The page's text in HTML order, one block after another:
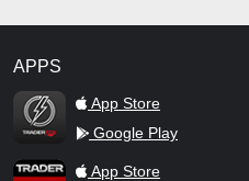
APPS
TraderFox Flash
App Store
Google Play
TraderFox AppApp Store